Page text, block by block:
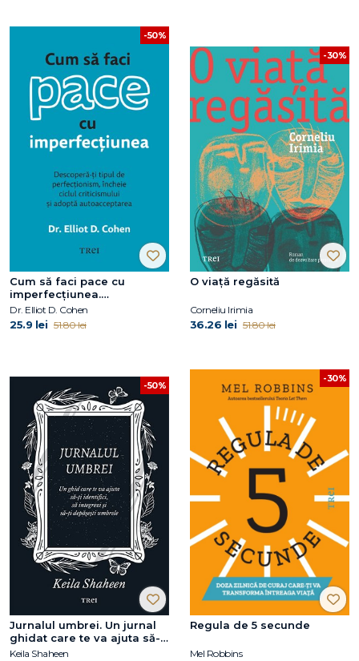
-50%
Cum să faci pace cu
imperfecțiunea.
Descoperă-ți tipul de
perfecționism, încheie
ciclul criticismului și adoptă
Dr. Elliot D. Cohen
25.9 lei 51.80 lei
-30%
O viață regăsită
Corneliu Irimia
36.26 lei 51.80 lei
-50%
Jurnalul umbrei. Un jurnal
ghidat care te va ajuta să-ți
identifici, să integrezi și să-
Keila Shaheen
-30%
Regula de 5 secunde
Mel Robbins